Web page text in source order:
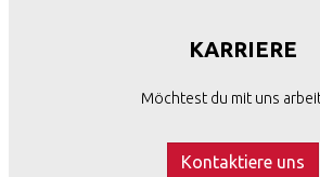
KARRIERE
Möchtest du mit uns
Kontaktiere uns